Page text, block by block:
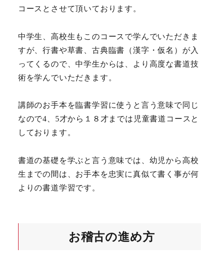
コースとさせて頂いております。
中学生、高校生もこのコースで学んでいただきま
すが、行書や草書、古典臨書（漢字・仮名）が入
ってくるので、中学生からは、より高度な書道技
術を学んでいただきます。
講師のお手本を臨書学習に使うと言う意味で同じ
なので4、5才から１８才までは児童書道コースと
しております。
書道の基礎を学ぶと言う意味では、幼児から高校
生までの間は、お手本を忠実に真似て書く事が何
よりの書道学習です。
お稽古の進め方